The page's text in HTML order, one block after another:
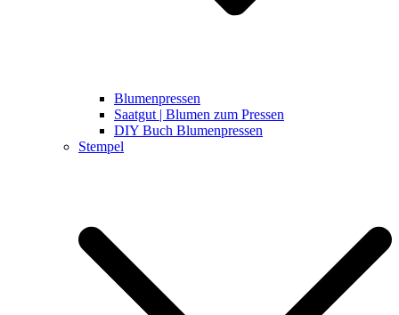
Blumenpressen
Saatgut | Blumen zum Pressen
DIY Buch Blumenpressen
Stempel